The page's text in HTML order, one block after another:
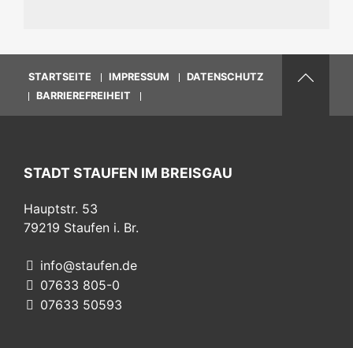
STARTSEITE IMPRESSUM
DATENSCHUTZ
BARRIEREFREIHEIT
STADT STAUFEN IM BREISGAU
Hauptstr. 53
79219 Staufen i. Br.
info@staufen.de
07633 805-0
07633 50593